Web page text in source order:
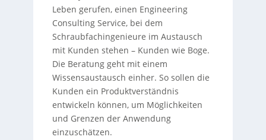
Leben gerufen, einen Engineering
Consulting Service, bei dem
Schraubfachingenieure im Austausch
mit Kunden stehen – Kunden wie Boge.
Die Beratung geht mit einem
Wissensaustausch einher. So sollen die
Kunden ein Produktverständnis
entwickeln können, um Möglichkeiten
und Grenzen der Anwendung
einzuschätzen.